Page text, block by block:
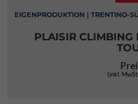
EIGENPRODUKTION | TRENTINO-
PLAISIR CLIMBING
(inkl.